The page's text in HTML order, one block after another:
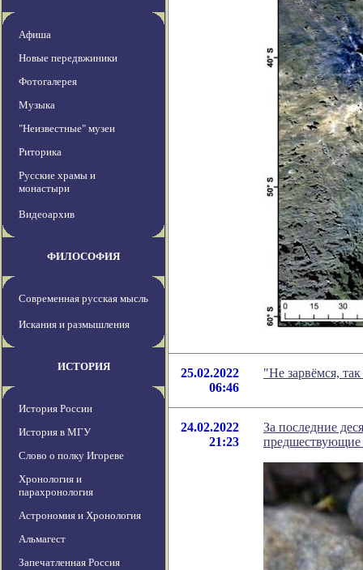
Афиша
Новые передвжиники
Фотогалерея
Музыка
"Неизвестные" музеи
Риторика
Русские храмы и
монастыри
Видеоархив
ФИЛОСОФИЯ
Современная русская мысль
Искания и размышления
ИСТОРИЯ
История России
История в МГУ
Слово о полку Игореве
Хронология и
парахронология
Астрономия и Хронология
Альмагест
Запечатленная Россия
25.02.2022
06:46
"Не зарвёмся,
24.02.2022
21:23
За последние
предшествующие